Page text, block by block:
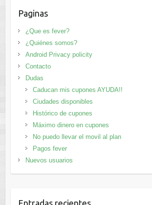
Paginas
¿Que es fever?
¿Quiénes somos?
Android Privacy policity
Contacto
Dudas
Caducan mis cupones AYUDA!!
Ciudades disponibles
Histórico de cupones
Máximo dinero en cupones
No puedo llevar el movil al plan
Pagos fever
Nuevos usuarios
Entradas recientes